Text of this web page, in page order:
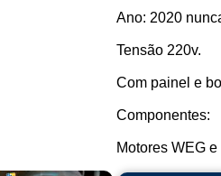
Ano: 2020
Tensão 220v.
Com painel e
Componentes:
Motores WEG